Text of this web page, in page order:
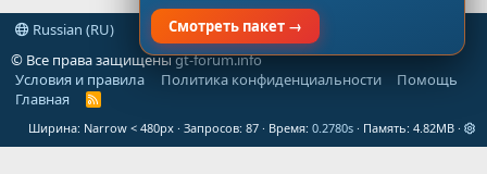
Russian (RU)
© Все права защищеныgt-forum.info
Условия и правила
Политика конфиденциальности
Помощь
Главная
R
S
Ширина Запросов 87 Время 0.2780s Память 4.82MB
Смотреть пакет →